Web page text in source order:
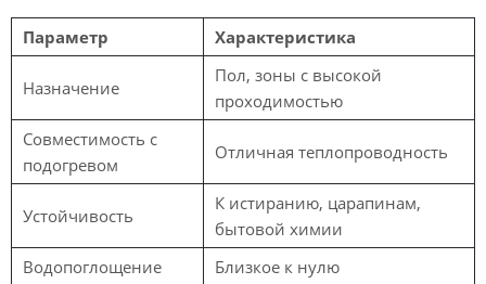
Параметр Характеристика
Назначение
Пол, зоны с высокой
проходимостью
Совместимость с
подогревом
Отличная теплопроводность
Устойчивость
К истиранию, царапинам,
бытовой химии
Водопоглощение
Близкое к нулю